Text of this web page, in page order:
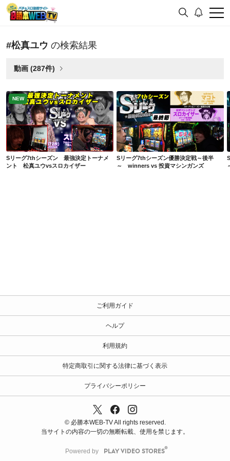
#松真ユウ の検索結果
動画 (287件)
NEW
Sリーグ7thシーズン 最強決定トーナメント 松真ユウvsスロカイザー
Sリーグ7thシーズン 最強決定トーナメ
ント 松真ユウvsスロカイザー
Sリーグ7thシーズン優勝決定戦～後半～ winners vs 投資マシンガンズ
Sリーグ7thシーズン優勝決定戦～後半
～ winners vs 投資マシンガンズ
ご利用ガイド
ヘルプ
利用規約
特定商取引に関する法律に基づく表示
プライバシーポリシー
© 必勝本WEB-TV All rights reserved.
当サイトの内容の一切の無断転載、使用を禁じます。
Powered by PLAY VIDEO STORES